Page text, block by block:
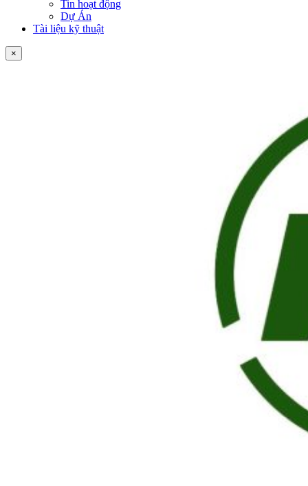
Tin hoạt động
Dự Án
Tài liệu kỹ thuật
×